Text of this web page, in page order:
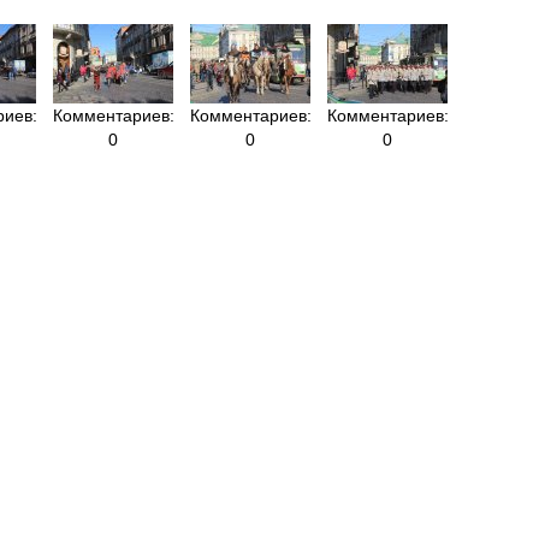
Комментариев:
0
Комментариев:
0
Комментариев:
0